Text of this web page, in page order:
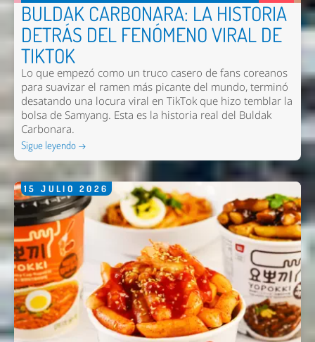
BULDAK CARBONARA: LA HISTORIA
DETRÁS DEL FENÓMENO VIRAL DE
TIKTOK
Lo que empezó como un truco casero de fans coreanos
para suavizar el ramen más picante del mundo, terminó
desatando una locura viral en TikTok que hizo temblar la
bolsa de Samyang. Esta es la historia real del Buldak
Carbonara.
Sigue leyendo →
15 JULIO 2026